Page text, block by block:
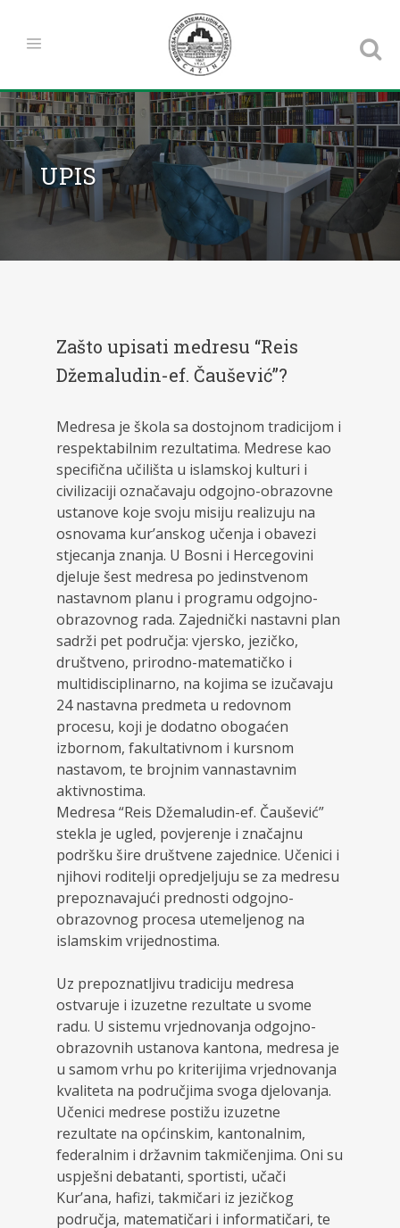
UPIS
Zašto upisati medresu “Reis
Džemaludin-ef. Čaušević”?
Medresa je škola sa dostojnom tradicijom i
respektabilnim rezultatima. Medrese kao
specifična učilišta u islamskoj kulturi i
civilizaciji označavaju odgojno-obrazovne
ustanove koje svoju misiju realizuju na
osnovama kur’anskog učenja i obavezi
stjecanja znanja. U Bosni i Hercegovini
djeluje šest medresa po jedinstvenom
nastavnom planu i programu odgojno-
obrazovnog rada. Zajednički nastavni plan
sadrži pet područja: vjersko, jezičko,
društveno, prirodno-matematičko i
multidisciplinarno, na kojima se izučavaju
24 nastavna predmeta u redovnom
procesu, koji je dodatno obogaćen
izbornom, fakultativnom i kursnom
nastavom, te brojnim vannastavnim
aktivnostima.
Medresa “Reis Džemaludin-ef. Čaušević”
stekla je ugled, povjerenje i značajnu
podršku šire društvene zajednice. Učenici i
njihovi roditelji opredjeljuju se za medresu
prepoznavajući prednosti odgojno-
obrazovnog procesa utemeljenog na
islamskim vrijednostima.
Uz prepoznatljivu tradiciju medresa
ostvaruje i izuzetne rezultate u svome
radu. U sistemu vrjednovanja odgojno-
obrazovnih ustanova kantona, medresa je
u samom vrhu po kriterijima vrjednovanja
kvaliteta na područjima svoga djelovanja.
Učenici medrese postižu izuzetne
rezultate na općinskim, kantonalnim,
federalnim i državnim takmičenjima. Oni su
uspješni debatanti, sportisti, učači
Kur’ana, hafizi, takmičari iz jezičkog
područja, matematičari i informatičari, te